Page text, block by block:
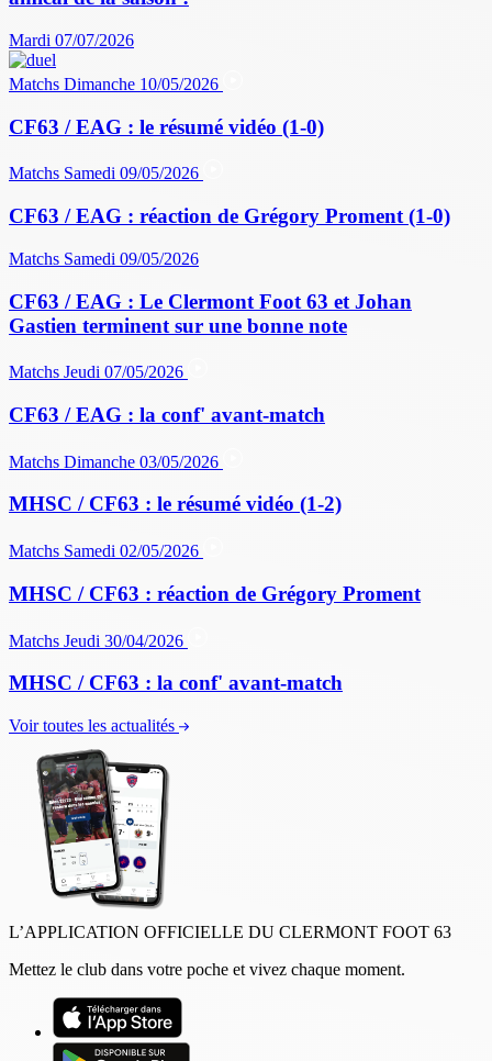
Mardi 07/07/2026
Matchs Dimanche 10/05/2026
CF63 / EAG : le résumé vidéo (1-0)
Matchs Samedi 09/05/2026
CF63 / EAG : réaction de Grégory Proment (1-0)
Matchs Samedi 09/05/2026
CF63 / EAG : Le Clermont Foot 63 et Johan
Gastien terminent sur une bonne note
Matchs Jeudi 07/05/2026
CF63 / EAG : la conf' avant-match
Matchs Dimanche 03/05/2026
MHSC / CF63 : le résumé vidéo (1-2)
Matchs Samedi 02/05/2026
MHSC / CF63 : réaction de Grégory Proment
Matchs Jeudi 30/04/2026
MHSC / CF63 : la conf' avant-match
Voir toutes les actualités
L’APPLICATION OFFICIELLE DU CLERMONT FOOT 63
Mettez le club dans votre poche et vivez chaque moment.